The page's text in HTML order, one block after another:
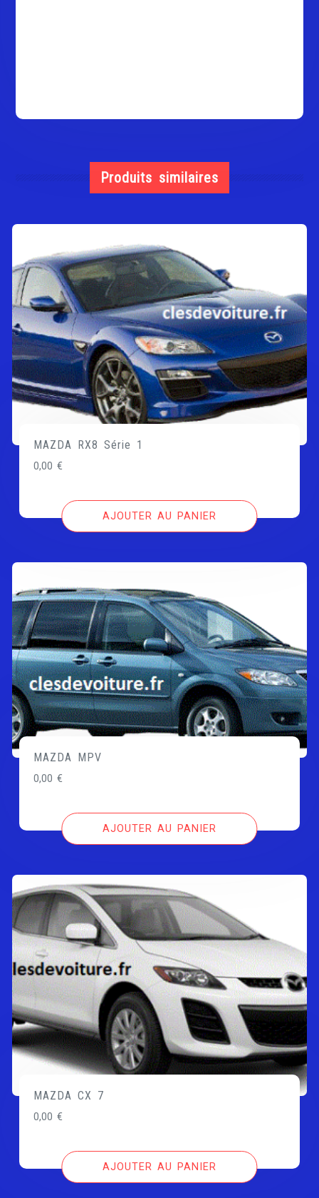
Produits similaires
MAZDA RX8 Série 1
0,00€
AJOUTER AU PANIER
MAZDA MPV
0,00€
AJOUTER AU PANIER
MAZDA CX 7
0,00€
AJOUTER AU PANIER